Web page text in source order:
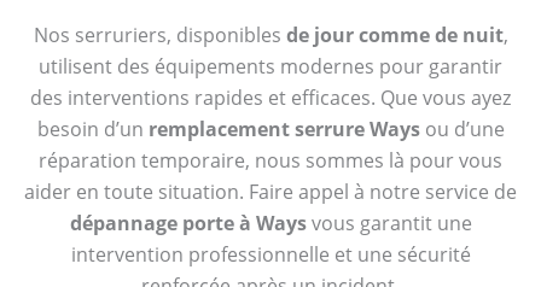
Nos serruriers, disponibles de jour comme de nuit,
utilisent des équipements modernes pour garantir
des interventions rapides et efficaces. Que vous ayez
besoin d’un remplacement serrure Waysou d’une
réparation temporaire, nous sommes là pour vous
aider en toute situation. Faire appel à notre service de
dépannage porte à Waysvous garantit une
intervention professionnelle et une sécurité